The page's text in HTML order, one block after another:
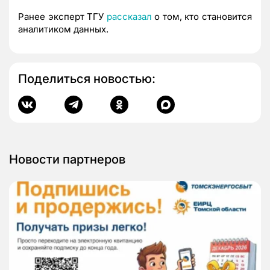
Ранее эксперт ТГУ рассказал о том, кто становится
аналитиком данных.
Поделиться новостью:
Новости партнеров